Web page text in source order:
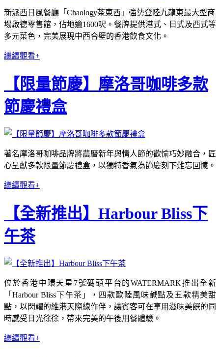
新派西日風餐廳「Chaology茶東西」強勢登陸九龍東最大型商
場啟德零售館，佔地逾1600呎。餐牌提供港式、日式及西式等
多元菜色，完美展現中西合壁的香港飲食文化。
繼續觀看+
【限量節慶】摩洛哥咖啡多款
節慶禮盒
著名摩洛哥咖啡品牌將農曆新年與情人節的歡愉巧妙融合，匠
心呈獻多款限量節慶禮盒，以獨特香氣為節慶刻下難忘回憶。
繼續觀看+
【全新推出】Harbour Bliss下
午茶
位於香港中環天星7號碼頭平台的WATERMARK推出全新
「Harbour Bliss下午茶」，四款歐陸風味鹹點及五款精美甜
點，以閃耀的維港天際線作伴，讓賓客可在享用滋味美饌的同
時感受日光徐徐，帶來完美的午後用餐體驗。
繼續觀看+